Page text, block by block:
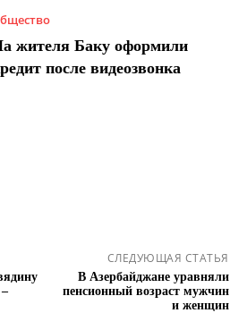
жителя Баку оформили
после видеозвонка
СЛЕДУЮЩАЯ СТАТЬЯ
В Азербайджане уравняли
пенсионный возраст мужчин
и женщин